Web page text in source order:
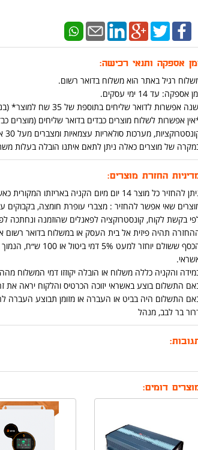
אספקה ותנאי רכישה:
רגיל באתר הוא משלוח בדואר רשום.
אספקה: עד 14 ימי עסקים.
אפשרות לדואר שליחים בתוספת של 35 שח למוצר* (בנוסף לדמי המשלוח הרגילים ) (יש אפשרות להוסיף בתהליך הקניה באתר)
מערכות סולאריות עצמאיות ומצברים מעל 30 אמפר)
של מוצרים כאלה ניתן לתאם איתנו הובלה בעלות משתנה
החזרת מוצרים:
להחזיר כל מוצר 14 יום מיום הקניה באריזתו המקורית כאשר הוא שלם ולא בוצע בו שימוש .
שאי אפשר להחזיר : מצברי עופרת חומצה, בקבוקים
בקשת לקוח, קונסטרוקציה לפאנלים שהוזמנה ונחתכה
תהיה פיזית אל בית העסק או במשלוח בדואר רשום
הכסף ששולם
והקניה כללה משלוח או הובלה יקוזזו דמי המשלוח
התשלום בוצע באשראי יזוכה הכרטיס והלקוח יראה את
התשלום היה בביט או העברה או מזומן תבוצע העברה לחשבון הלקוח בתוך
בר לבב, מנהל
דומים: